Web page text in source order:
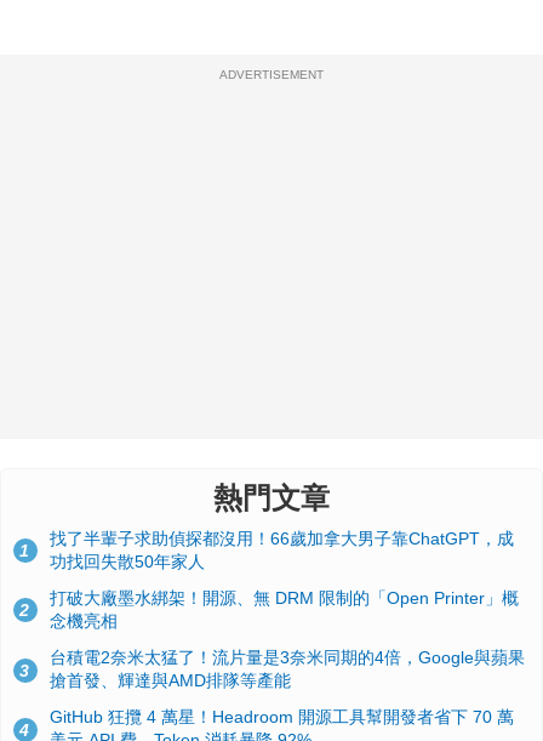
ADVERTISEMENT
熱門文章
1
找了半輩子求助偵探都沒用！66歲加拿大男子靠ChatGPT，成
功找回失散50年家人
2
打破大廠墨水綁架！開源、無 DRM 限制的「Open Printer」概
念機亮相
3
台積電2奈米太猛了！流片量是3奈米同期的4倍，Google與蘋果
搶首發、輝達與AMD排隊等產能
4
GitHub 狂攬 4 萬星！Headroom 開源工具幫開發者省下 70 萬